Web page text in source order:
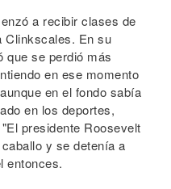
a recibir clases de
Clinkscales. En su
que se perdió más
en ese momento
en el fondo sabía
en los deportes,
presidente Roosevelt
y se detenía a
entonces.